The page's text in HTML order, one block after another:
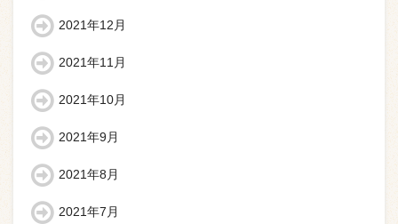
2021年12月
2021年11月
2021年10月
2021年9月
2021年8月
2021年7月